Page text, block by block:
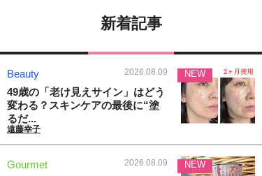
新着記事
Beauty 2026.08.09
49歳の「老け見えサイン」はどう
変わる？スキンケアの最後に“塗
るだ...
遠藤幸子
NEW
Gourmet 2026.08.09 NEW